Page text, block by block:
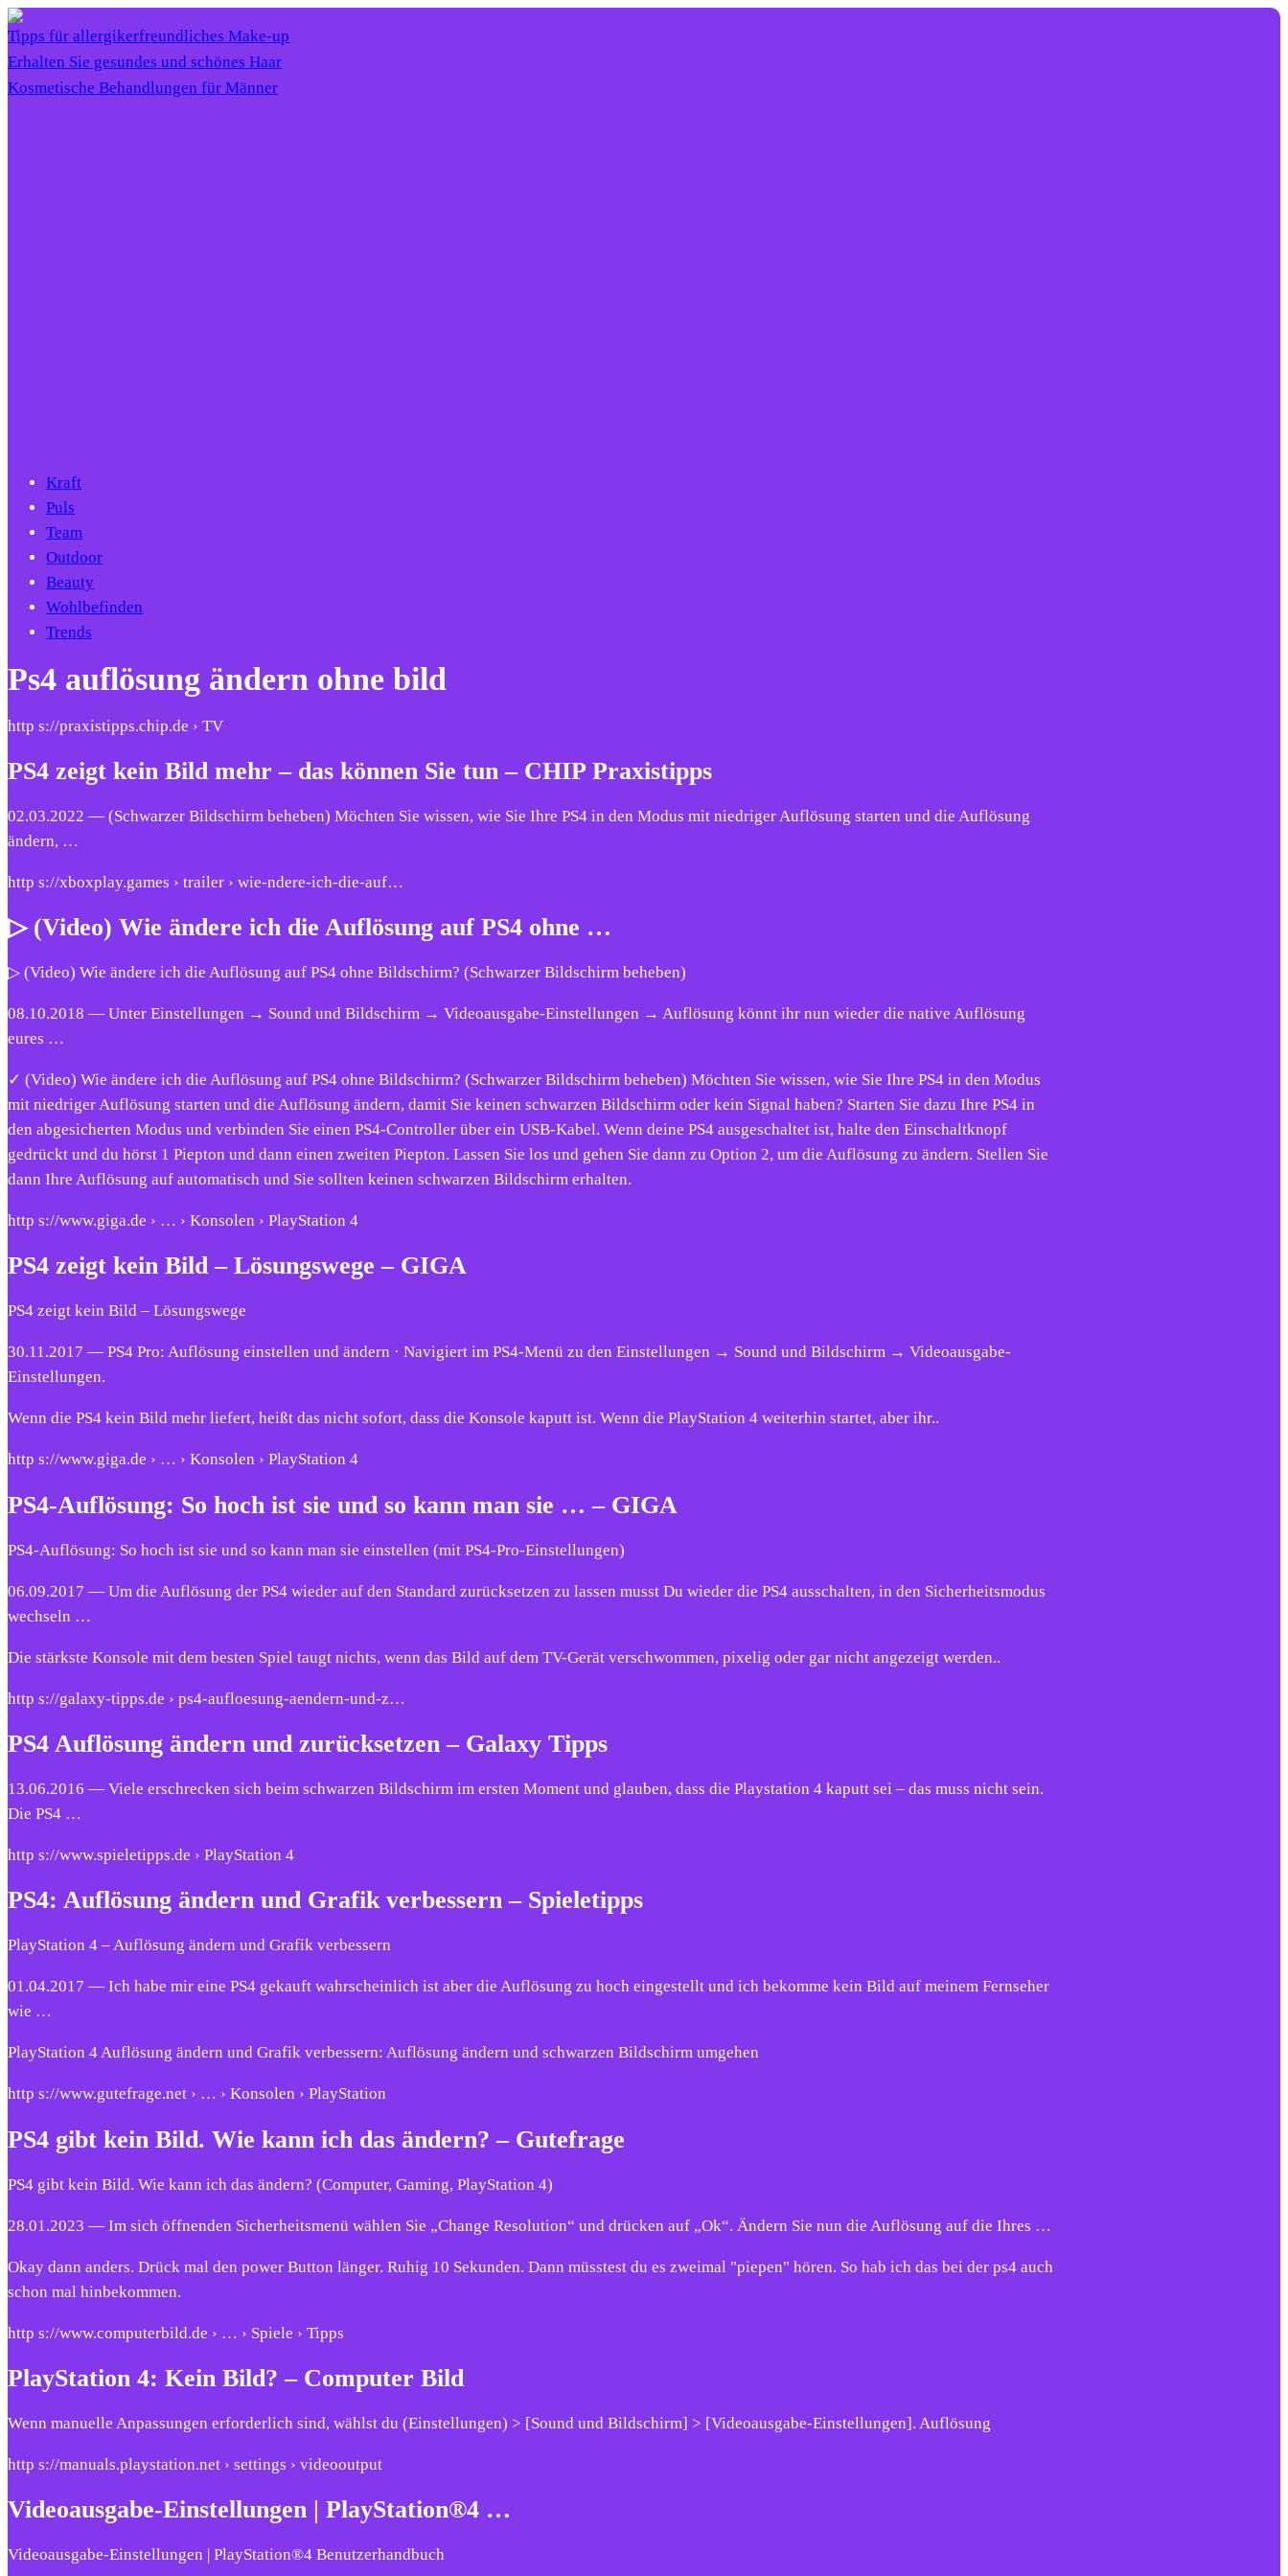
Tipps für allergikerfreundliches Make-up
Erhalten Sie gesundes und schönes Haar
Kosmetische Behandlungen für Männer
Kraft
Puls
Team
Outdoor
Beauty
Wohlbefinden
Trends
Ps4 auflösung ändern ohne bild
http s://praxistipps.chip.de › TV
PS4 zeigt kein Bild mehr – das können Sie tun – CHIP Praxistipps
02.03.2022 — (Schwarzer Bildschirm beheben) Möchten Sie wissen, wie Sie Ihre PS4 in den Modus mit niedriger Auflösung starten und die Auflösung
ändern, …
http s://xboxplay.games › trailer › wie-ndere-ich-die-auf…
▷ (Video) Wie ändere ich die Auflösung auf PS4 ohne …
▷ (Video) Wie ändere ich die Auflösung auf PS4 ohne Bildschirm? (Schwarzer Bildschirm beheben)
08.10.2018 — Unter Einstellungen → Sound und Bildschirm → Videoausgabe-Einstellungen → Auflösung könnt ihr nun wieder die native Auflösung
eures …
✓ (Video) Wie ändere ich die Auflösung auf PS4 ohne Bildschirm? (Schwarzer Bildschirm beheben) Möchten Sie wissen, wie Sie Ihre PS4 in den Modus
mit niedriger Auflösung starten und die Auflösung ändern, damit Sie keinen schwarzen Bildschirm oder kein Signal haben? Starten Sie dazu Ihre PS4 in
den abgesicherten Modus und verbinden Sie einen PS4-Controller über ein USB-Kabel. Wenn deine PS4 ausgeschaltet ist, halte den Einschaltknopf
gedrückt und du hörst 1 Piepton und dann einen zweiten Piepton. Lassen Sie los und gehen Sie dann zu Option 2, um die Auflösung zu ändern. Stellen Sie
dann Ihre Auflösung auf automatisch und Sie sollten keinen schwarzen Bildschirm erhalten.
http s://www.giga.de › … › Konsolen › PlayStation 4
PS4 zeigt kein Bild – Lösungswege – GIGA
PS4 zeigt kein Bild – Lösungswege
30.11.2017 — PS4 Pro: Auflösung einstellen und ändern · Navigiert im PS4-Menü zu den Einstellungen → Sound und Bildschirm → Videoausgabe-
Einstellungen.
Wenn die PS4 kein Bild mehr liefert, heißt das nicht sofort, dass die Konsole kaputt ist. Wenn die PlayStation 4 weiterhin startet, aber ihr..
http s://www.giga.de › … › Konsolen › PlayStation 4
PS4-Auflösung: So hoch ist sie und so kann man sie … – GIGA
PS4-Auflösung: So hoch ist sie und so kann man sie einstellen (mit PS4-Pro-Einstellungen)
06.09.2017 — Um die Auflösung der PS4 wieder auf den Standard zurücksetzen zu lassen musst Du wieder die PS4 ausschalten, in den Sicherheitsmodus
wechseln …
Die stärkste Konsole mit dem besten Spiel taugt nichts, wenn das Bild auf dem TV-Gerät verschwommen, pixelig oder gar nicht angezeigt werden..
http s://galaxy-tipps.de › ps4-aufloesung-aendern-und-z…
PS4 Auflösung ändern und zurücksetzen – Galaxy Tipps
13.06.2016 — Viele erschrecken sich beim schwarzen Bildschirm im ersten Moment und glauben, dass die Playstation 4 kaputt sei – das muss nicht sein.
Die PS4 …
http s://www.spieletipps.de › PlayStation 4
PS4: Auflösung ändern und Grafik verbessern – Spieletipps
PlayStation 4 – Auflösung ändern und Grafik verbessern
01.04.2017 — Ich habe mir eine PS4 gekauft wahrscheinlich ist aber die Auflösung zu hoch eingestellt und ich bekomme kein Bild auf meinem Fernseher
wie …
PlayStation 4 Auflösung ändern und Grafik verbessern: Auflösung ändern und schwarzen Bildschirm umgehen
http s://www.gutefrage.net › … › Konsolen › PlayStation
PS4 gibt kein Bild. Wie kann ich das ändern? – Gutefrage
PS4 gibt kein Bild. Wie kann ich das ändern? (Computer, Gaming, PlayStation 4)
28.01.2023 — Im sich öffnenden Sicherheitsmenü wählen Sie „Change Resolution“ und drücken auf „Ok“. Ändern Sie nun die Auflösung auf die Ihres …
Okay dann anders. Drück mal den power Button länger. Ruhig 10 Sekunden. Dann müsstest du es zweimal "piepen" hören. So hab ich das bei der ps4 auch
schon mal hinbekommen.
http s://www.computerbild.de › … › Spiele › Tipps
PlayStation 4: Kein Bild? – Computer Bild
Wenn manuelle Anpassungen erforderlich sind, wählst du (Einstellungen) > [Sound und Bildschirm] > [Videoausgabe-Einstellungen]. Auflösung
http s://manuals.playstation.net › settings › videooutput
Videoausgabe-Einstellungen | PlayStation®4 …
Videoausgabe-Einstellungen | PlayStation®4 Benutzerhandbuch